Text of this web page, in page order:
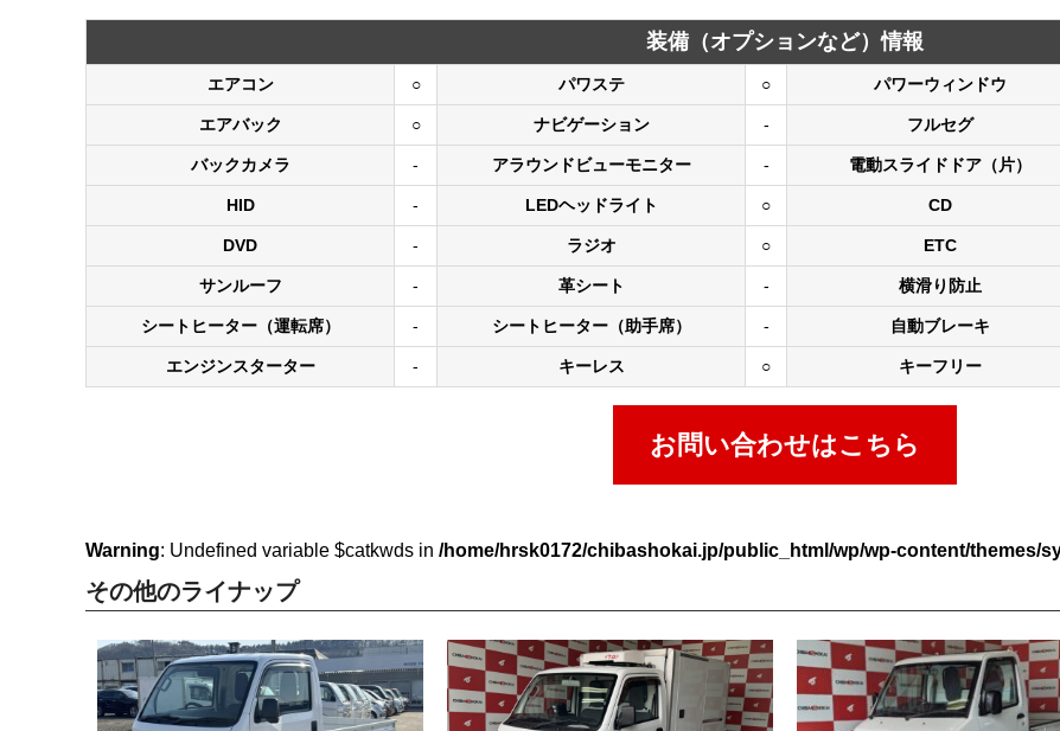
装備（オプションなど）情報
エアコン ○ パワステ ○ パワーウィンドウ
エアバック ○ ナビゲーション - フルセグ
バックカメラ - アラウンドビューモニター - 電動スライドドア（片）
HID - LEDヘッドライト ○ CD
DVD - ラジオ ○ ETC
サンルーフ - 革シート - 横滑り防止
シートヒーター（運転席） - シートヒーター（助手席） - 自動ブレーキ
エンジンスターター - キーレス ○ キーフリー
お問い合わせはこちら
Warning: Undefined variable $catkwds in /home/hrsk0172/chibashokai.jp/public_html/wp/wp-content/themes/
その他のライナップ